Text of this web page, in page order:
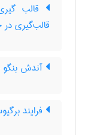
قالب
قالب‌گیری
آندش بنگو
فرایند